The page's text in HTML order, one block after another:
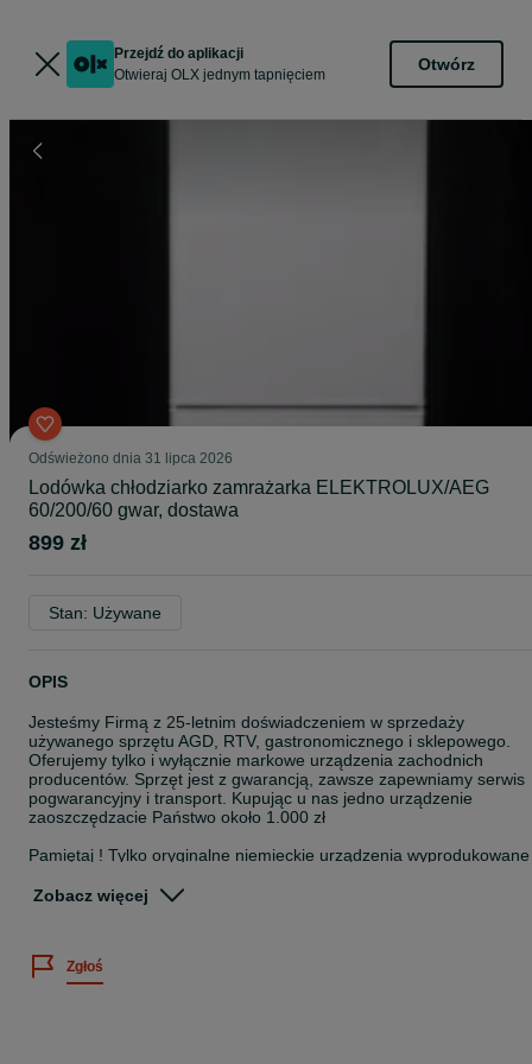
Przejdź do aplikacji
Otwieraj OLX jednym tapnięciem
Otwórz
Odświeżono dnia 31 lipca 2026
Lodówka chłodziarko zamrażarka ELEKTROLUX/AEG
60/200/60 gwar, dostawa
899 zł
Stan: Używane
OPIS
Jesteśmy Firmą z 25-letnim doświadczeniem w sprzedaży
używanego sprzętu AGD, RTV, gastronomicznego i sklepowego.
Oferujemy tylko i wyłącznie markowe urządzenia zachodnich
producentów. Sprzęt jest z gwarancją, zawsze zapewniamy serwis
pogwarancyjny i transport. Kupując u nas jedno urządzenie
zaoszczędzacie Państwo około 1.000 zł
Pamiętaj ! Tylko oryginalne niemieckie urządzenia wyprodukowane
trwałe i niezawodne.../technologie z przed kilku lat/
- wymiary 60/200/60
Zobacz więcej
Zgłoś